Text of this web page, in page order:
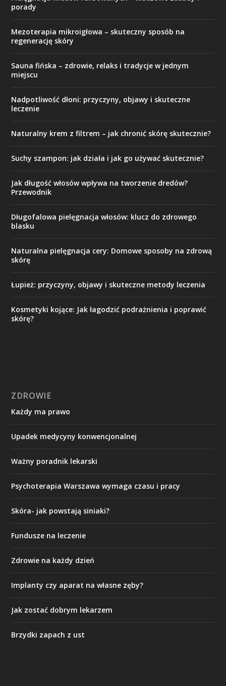
porady
Mezoterapia mikroigłowa – skuteczny sposób na
regenerację skóry
Sauna fińska – zdrowie, relaks i tradycje w jednym
miejscu
Nadpotliwość dłoni: przyczyny, objawy i skuteczne
leczenie
Naturalny krem z filtrem – jak chronić skórę skutecznie?
Suchy szampon: jak działa i jak go używać skutecznie?
Jak długość włosów wpływa na tworzenie dredów?
Przewodnik
Długofalowa pielęgnacja włosów: klucz do zdrowego
blasku
Naturalna pielęgnacja cery: Domowe sposoby na zdrową
skórę
Łupież: przyczyny, objawy i skuteczne metody leczenia
Kosmetyki kojące: Jak łagodzić podrażnienia i poprawić
skórę?
ZDROWIE
Każdy ma prawo
Upadek medycyny konwencjonalnej
Ważny poradnik lekarski
Psychoterapia Warszawa wymaga czasu i pracy
Skóra- jak powstają siniaki?
Fundusze na leczenie
Zdrowie na każdy dzień
Implanty czy aparat na własne zęby?
Jak zostać dobrym lekarzem
Brzydki zapach z ust